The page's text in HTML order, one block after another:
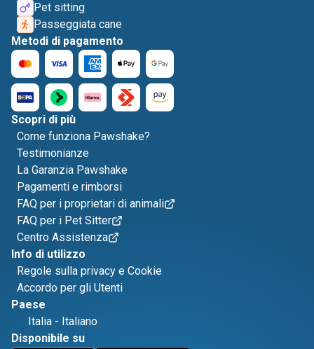
Pet sitting
Passeggiata cane
Metodi di pagamento
Scopri di più
Come funziona Pawshake?
Testimonianze
La Garanzia Pawshake
Pagamenti e rimborsi
FAQ per i proprietari di animali
FAQ per i Pet Sitter
Centro Assistenza
Info di utilizzo
Regole sulla privacy e Cookie
Accordo per gli Utenti
Paese
Italia - Italiano
Disponibile su